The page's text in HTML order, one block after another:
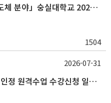
「혁신융합대학사업 차세대반도체 분야」숭실대학교 2026학년도 2학기 교류 수학 안내
1504
2026학년도 2학기 군복무 학점인정 원격수업 수강신청 일정 등 안내
2026-07-31